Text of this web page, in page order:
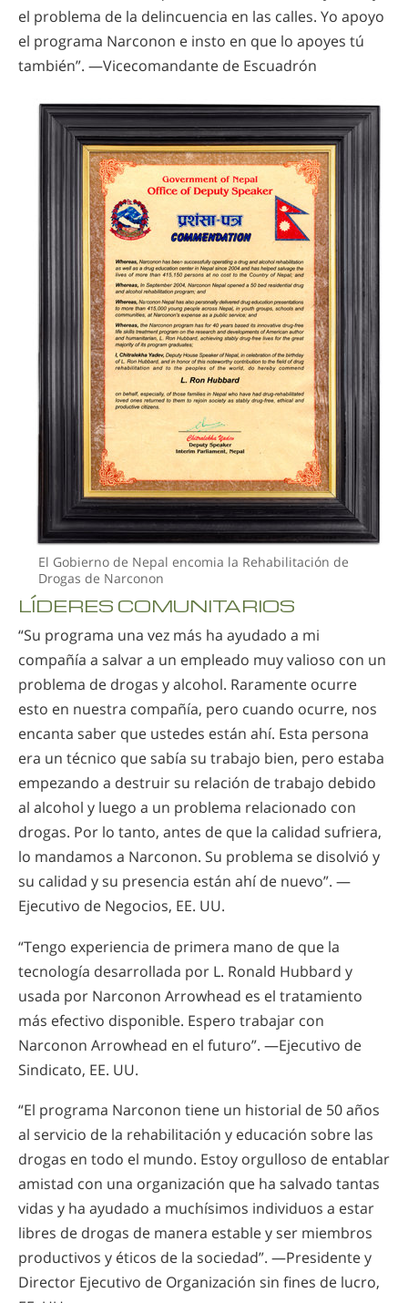
el problema de la delincuencia en las calles. Yo apoyo
el programa Narconon e insto en que lo apoyes tú
también”. —Vicecomandante de Escuadrón
El Gobierno de Nepal encomia la Rehabilitación de
Drogas de Narconon
LÍDERES COMUNITARIOS
“Su programa una vez más ha ayudado a mi
compañía a salvar a un empleado muy valioso con un
problema de drogas y alcohol. Raramente ocurre
esto en nuestra compañía, pero cuando ocurre, nos
encanta saber que ustedes están ahí. Esta persona
era un técnico que sabía su trabajo bien, pero estaba
empezando a destruir su relación de trabajo debido
al alcohol y luego a un problema relacionado con
drogas. Por lo tanto, antes de que la calidad sufriera,
lo mandamos a Narconon. Su problema se disolvió y
su calidad y su presencia están ahí de nuevo”. —
Ejecutivo de Negocios, EE. UU.
“Tengo experiencia de primera mano de que la
tecnología desarrollada por L. Ronald Hubbard y
usada por Narconon Arrowhead es el tratamiento
más efectivo disponible. Espero trabajar con
Narconon Arrowhead en el futuro”. —Ejecutivo de
Sindicato, EE. UU.
“El programa Narconon tiene un historial de 50 años
al servicio de la rehabilitación y educación sobre las
drogas en todo el mundo. Estoy orgulloso de entablar
amistad con una organización que ha salvado tantas
vidas y ha ayudado a muchísimos individuos a estar
libres de drogas de manera estable y ser miembros
productivos y éticos de la sociedad”. —Presidente y
Director Ejecutivo de Organización sin fines de lucro,